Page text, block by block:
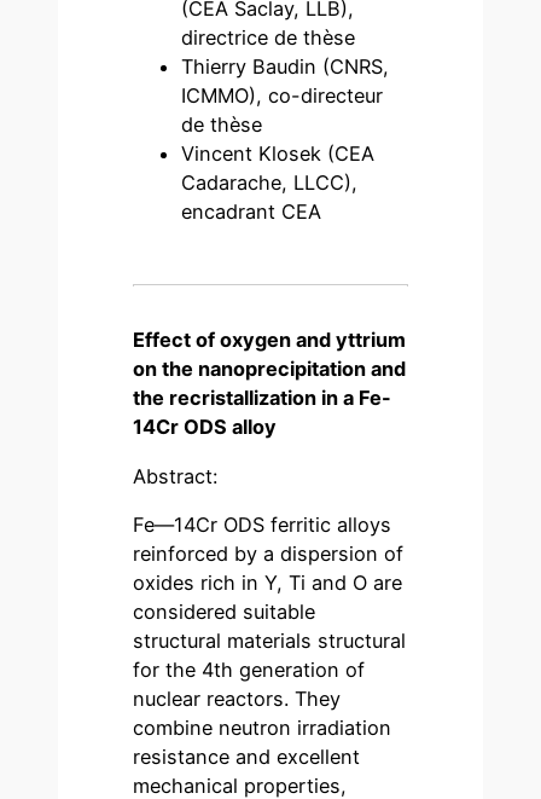
(CEA Saclay, LLB),
directrice de thèse
Thierry Baudin (CNRS,
ICMMO), co-directeur
de thèse
Vincent Klosek (CEA
Cadarache, LLCC),
encadrant CEA
Effect of oxygen and yttrium
on the nanoprecipitation and
the recristallization in a Fe-
14Cr ODS alloy
Abstract:
Fe—14Cr ODS ferritic alloys
reinforced by a dispersion of
oxides rich in Y, Ti and O are
considered suitable
structural materials structural
for the 4th generation of
nuclear reactors. They
combine neutron irradiation
resistance and excellent
mechanical properties,